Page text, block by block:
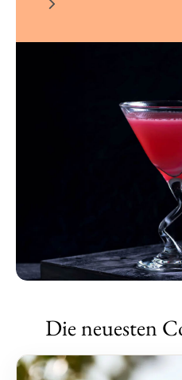
Die neuesten